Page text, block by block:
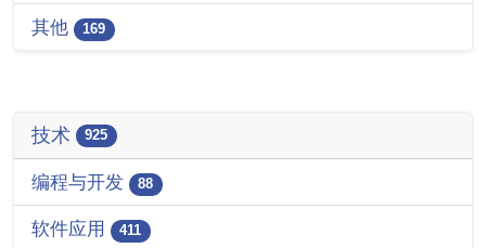
其他 169
技术 925
编程与开发 88
软件应用 411